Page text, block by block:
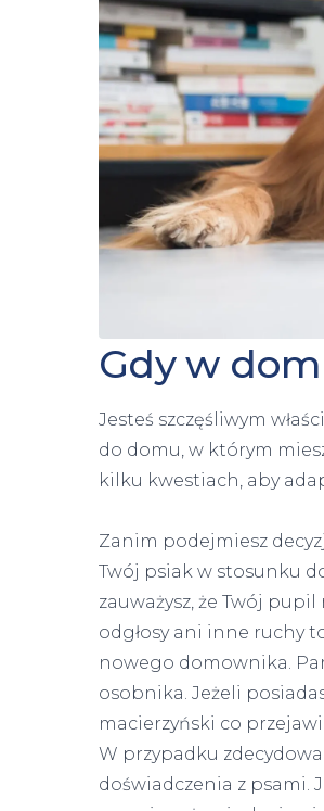
Gdy w
Jesteś szczęśliwym
do domu, w którym
kilku kwestiach, aby
Zanim podejmiesz
Twój psiak w stosunku
zauważysz, że Twój
odgłosy ani inne ruchy
nowego domownika.
osobnika. Jeżeli
macierzyński co
W przypadku
doświadczenia z psami.